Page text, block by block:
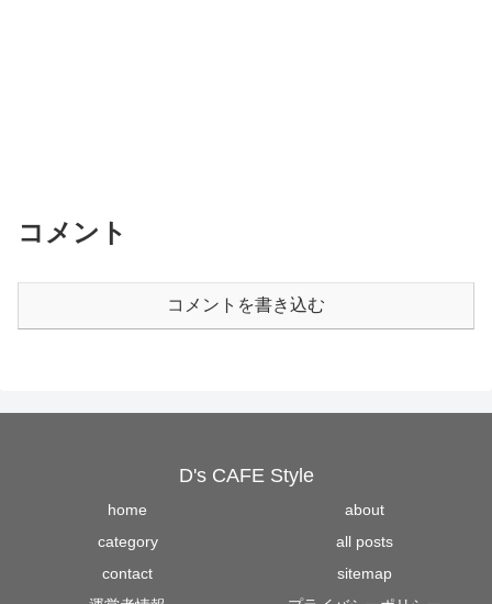
コメント
コメントを書き込む
D's CAFE Style
home
about
category
all posts
contact
sitemap